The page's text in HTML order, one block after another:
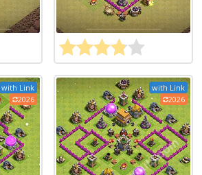
with Link
2026
with Link
2026